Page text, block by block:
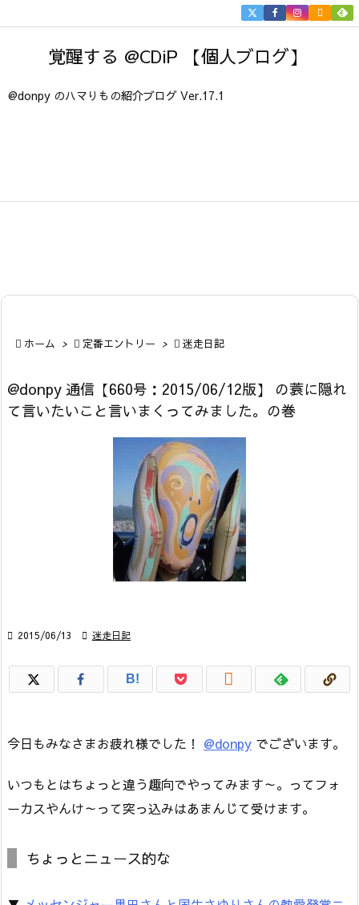
覚醒する @CDiP 【個人ブログ】
@donpy のハマりもの紹介ブログ Ver.17.1


 ホーム >  定番エントリー >  迷走日記
@donpy 通信【660号：2015/06/12版】 の蓑に隠れ
て言いたいこと言いまくってみました。の巻
 2015/06/13  迷走日記
B! 
今日もみなさまお疲れ様でした！ @donpy でございます。
いつもとはちょっと違う趣向でやってみます～。ってフォ
ーカスやんけ～って突っ込みはあまんじて受けます。
ちょっとニュース的な